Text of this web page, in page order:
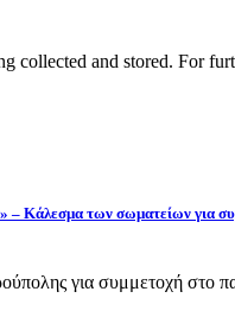
collected and stored. For
– Κάλεσμα των σωματείων για
για συμμετοχή στο